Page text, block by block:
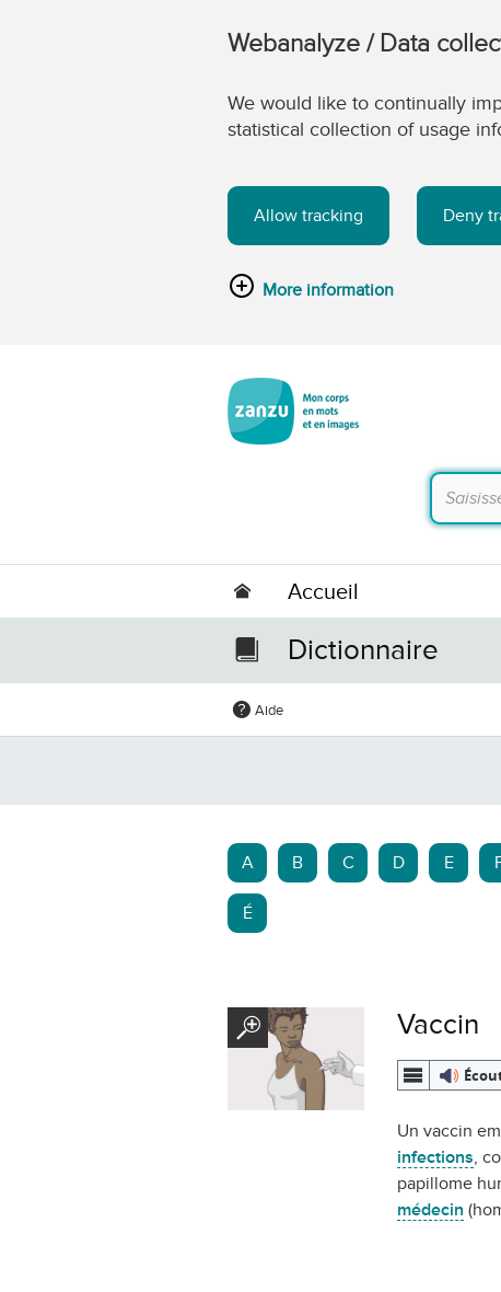
Webanalyze / Data
We would like to continually
statistical collection of usage
Allow tracking Deny
More information
Accueil
Dictionnaire
Aide
A B C D E
É
Vaccin
Un vaccin
infections,
papillome
médecin